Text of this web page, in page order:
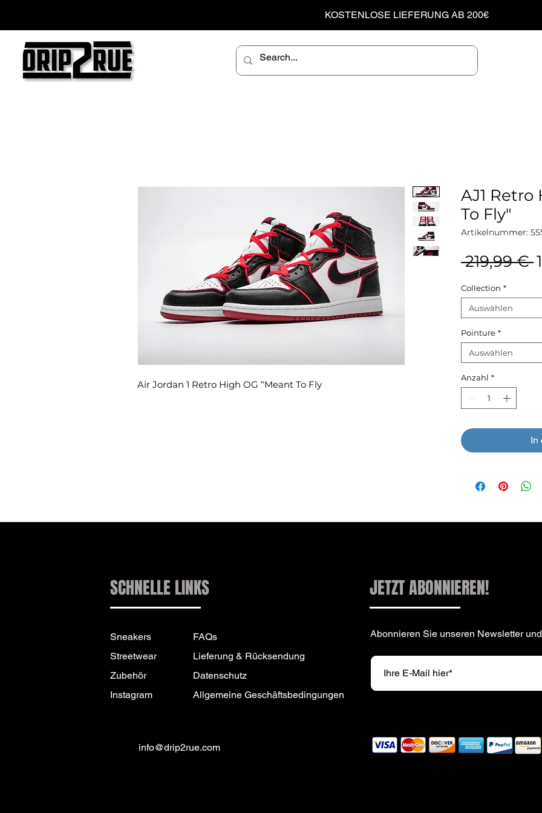
KOSTENLOSE LIEFERUNG AB 200€
Air Jordan 1 Retro High OG “Meant To Fly
AJ1
To Fly"
Artikelnummer:
219,99 €
Collection *
Auswählen
Pointure *
Auswählen
Anzahl *
In
SCHNELLE LINKS
Sneakers
Streetwear
Zubehör
Instagram
FAQs
Lieferung & Rücksendung
Datenschutz
Allgemeine Geschäftsbedingungen
info@drip2rue.com
JETZT ABONNIEREN!
Abonnieren Sie unseren Newsletter